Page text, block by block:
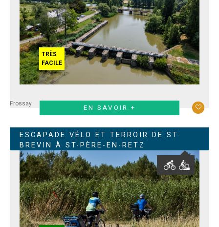
EN SAVOIR +
Frossay
TRÈS
FACILE
ESCAPADE VÉLO ET TERROIR DE ST-
BREVIN À ST-PÈRE-EN-RETZ